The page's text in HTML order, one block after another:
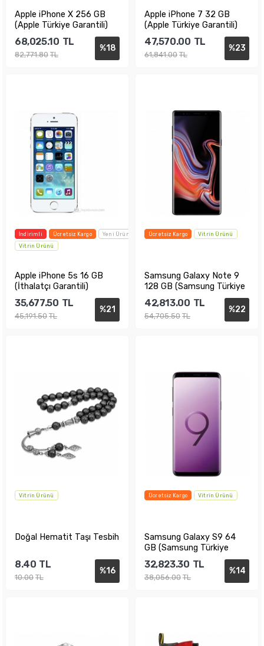
Apple iPhone X 256 GB
(Apple Türkiye Garantili)
%18
68,025.10 TL
82,771.80 TL
Apple iPhone 7 32 GB
(Apple Türkiye Garantili)
%23
47,570.00 TL
61,841.00 TL
İndirimli Ücretsiz Kargo
Yeni Ürün
Vitrin Ürünü
Apple iPhone 5s 16 GB
(İthalatçı Garantili)
%21
35,677.50 TL
45,191.50 TL
Ücretsiz Kargo Vitrin Ürünü
Samsung Galaxy Note 9
128 GB (Samsung Türkiye
Garantili)
%22
42,813.00 TL
54,705.50 TL
Vitrin Ürünü
Doğal Hematit Taşı Tesbih
%16
8.40 TL
10.00 TL
Ücretsiz Kargo Vitrin Ürünü
Samsung Galaxy S9 64
GB (Samsung Türkiye
Garantili)
%14
32,823.30 TL
38,056.00 TL